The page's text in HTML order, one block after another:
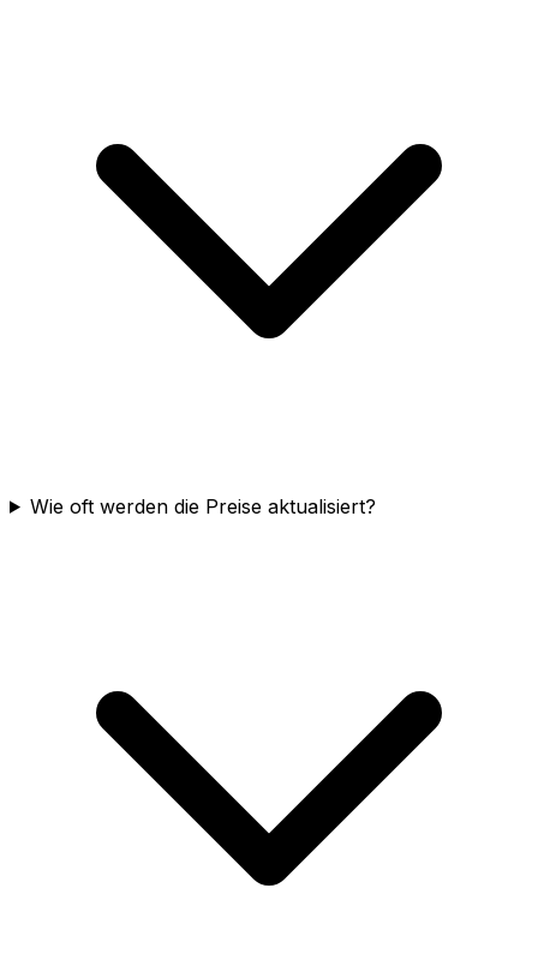
Wie oft werden die Preise aktualisiert?